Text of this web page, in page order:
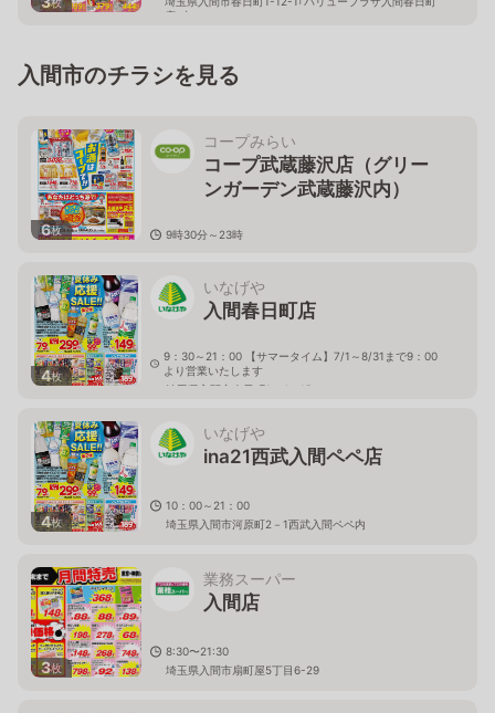
店｣内
入間市のチラシを見る
6枚
コープみらい
コープ武蔵藤沢店（グリー
ンガーデン武蔵藤沢内）
9時30分～23時
4枚
いなげや
入間春日町店
9：30～21：00 【サマータイム】7/1～8/31まで9：00
より営業いたします
埼玉県入間市春日町1－4－15
4枚
いなげや
ina21西武入間ペペ店
10：00～21：00
埼玉県入間市河原町2－1西武入間ペペ内
3枚
業務スーパー
入間店
8:30〜21:30
埼玉県入間市扇町屋5丁目6-29